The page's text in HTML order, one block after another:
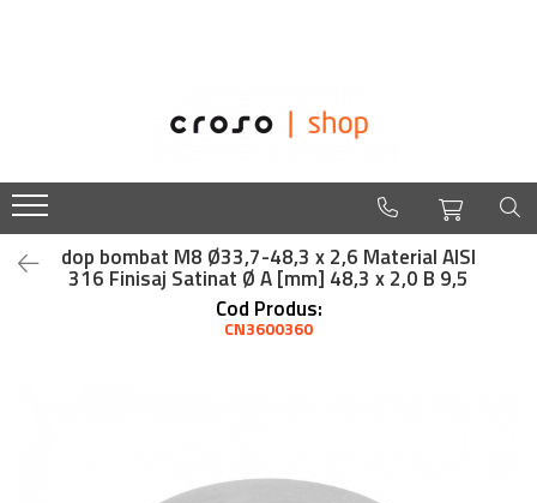
Balustrade din sticla securizata
Ancora U sticla pentru balustrada din
sticla
Cleme din inox pentru sticla
Conectori in puncte
Montanti echipati pentru balustrada din
Tuburi profilate pentru balustrada din
croso
dop bombat M8 Ø33,7-48,3 x 2,6 Material AISI
316 Finisaj Satinat Ø A [mm] 48,3 x 2,0 B 9,5
Cod Produs:
CN3600360